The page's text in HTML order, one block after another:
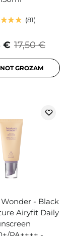
81
17,50 €
€
GROZAM
- Black
Airyfit Daily